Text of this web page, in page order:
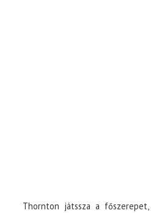
Thornton játssza a főszerepet,